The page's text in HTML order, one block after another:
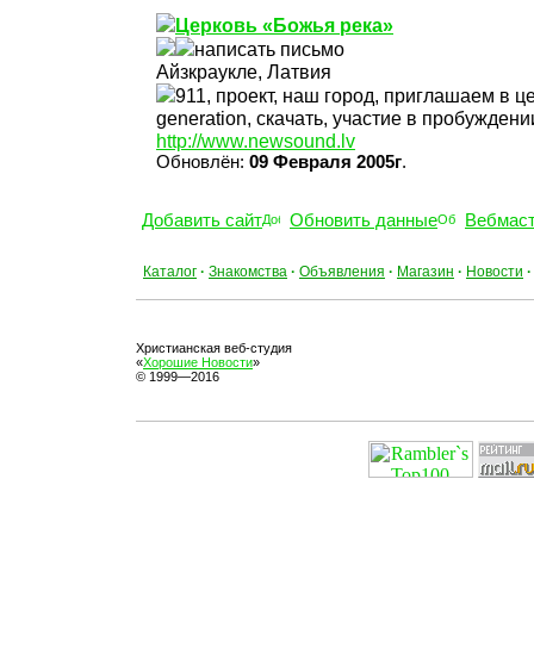
Церковь «Божья река»
написать письмо
Айзкраукле, Латвия
911, проект, наш город, приглашаем в
generation, скачать, участие в
http://www.newsound.lv
Обновлён: 09 Февраля 2005г.
Добавить сайт Обновить данные
Каталог · Знакомства · Объявления · Магазин · Новости ·
Христианская веб-студия
«Хорошие Новости»
© 1999—2016